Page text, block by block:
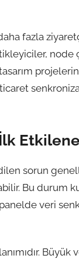
fazla
tasarım
sorun
Bu durum
veri